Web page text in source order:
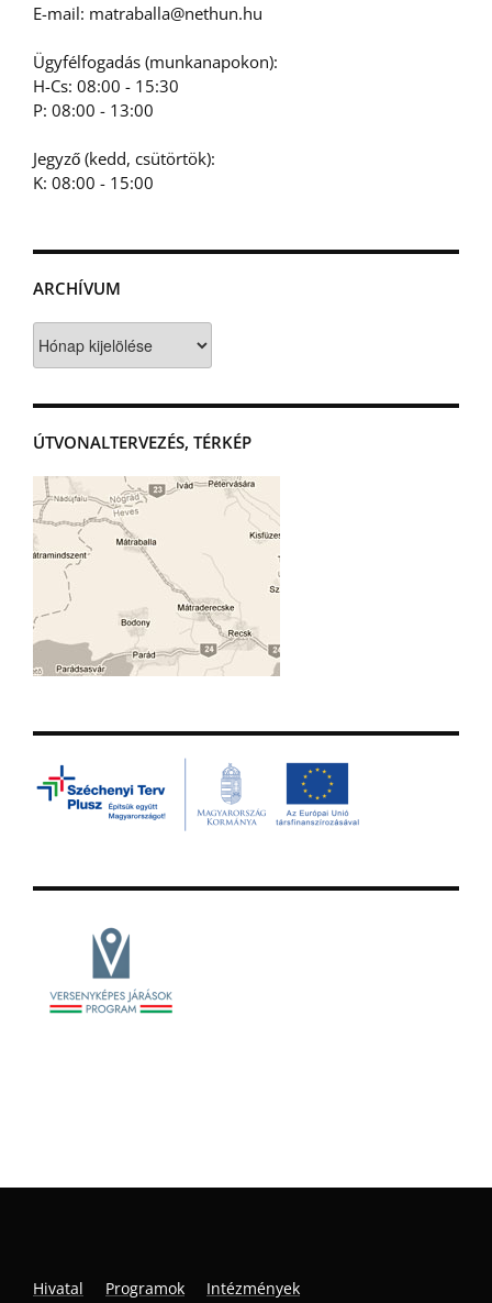
E-mail: matraballa@nethun.hu
Ügyfélfogadás (munkanapokon):
H-Cs: 08:00 - 15:30
P: 08:00 - 13:00
Jegyző (kedd, csütörtök):
K: 08:00 - 15:00
ARCHÍVUM
ÚTVONALTERVEZÉS, TÉRKÉP
Hivatal Programok Intézmények